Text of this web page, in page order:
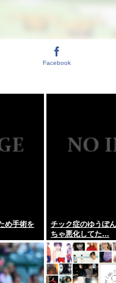
Facebook
め手術を
チック症のゆうぽ
ちゃ悪化してた…